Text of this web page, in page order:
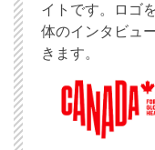
イトです。ロゴ
体のインタビュ
きます。